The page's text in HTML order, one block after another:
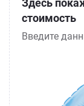
Здесь
стоимость
Введите